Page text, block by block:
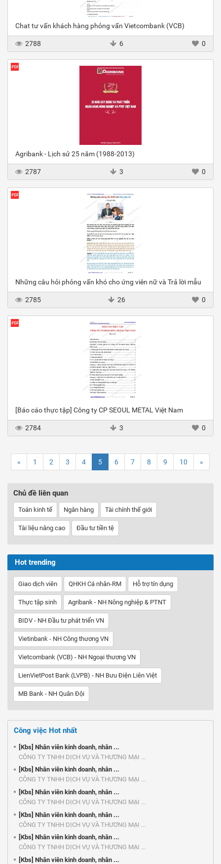
Chat tư vấn khách hàng phỏng vấn Vietcombank (VCB)
2788 6 0
Agribank - Lịch sử 25 năm (1988-2013)
2787 3 0
Những câu hỏi phỏng vấn khó cho ứng viên nữ và Trả lời mẫu
2785 26 0
[Báo cáo thực tập] Công ty CP SEOUL METAL Việt Nam
2784 3 0
« 1 2 3 4 5 6 7 8 9 10 »
Chủ đề liên quan
Toán kinh tế Ngân hàng Tài chính thế giới
Tài liệu nâng cao Đầu tư tiền tệ
Hot trending
Giao dịch viên QHKH Cá nhân-RM Hỗ trợ tín dụng
Thực tập sinh Agribank - NH Nông nghiệp & PTNT
BIDV - NH Đầu tư phát triển VN
Vietinbank - NH Công thương VN
Vietcombank (VCB) - NH Ngoại thương VN
LienVietPost Bank (LVPB) - NH Bưu Điện Liên Việt
MB Bank - NH Quân Đội
Công việc Hot nhất
[Kbs] Nhân viên kinh doanh, nhân ...
CÔNG TY TNHH DỊCH VỤ VÀ THƯƠNG MẠI ...
[Kbs] Nhân viên kinh doanh, nhân ...
CÔNG TY TNHH DỊCH VỤ VÀ THƯƠNG MẠI ...
[Kbs] Nhân viên kinh doanh, nhân ...
CÔNG TY TNHH DỊCH VỤ VÀ THƯƠNG MẠI ...
[Kbs] Nhân viên kinh doanh, nhân ...
CÔNG TY TNHH DỊCH VỤ VÀ THƯƠNG MẠI ...
[Kbs] Nhân viên kinh doanh, nhân ...
CÔNG TY TNHH DỊCH VỤ VÀ THƯƠNG MẠI ...
[Kbs] Nhân viên kinh doanh, nhân ...